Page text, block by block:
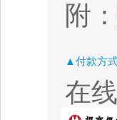
附：
▲付款方
在